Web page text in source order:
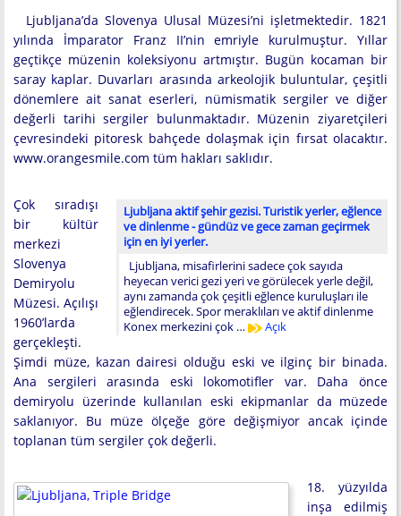
Ljubljana’da Slovenya Ulusal Müzesi’ni işletmektedir. 1821
yılında İmparator Franz II’nin emriyle kurulmuştur. Yıllar
geçtikçe müzenin koleksiyonu artmıştır. Bugün kocaman bir
saray kaplar. Duvarları arasında arkeolojik buluntular, çeşitli
dönemlere ait sanat eserleri, nümismatik sergiler ve diğer
değerli tarihi sergiler bulunmaktadır. Müzenin ziyaretçileri
çevresindeki pitoresk bahçede dolaşmak için fırsat olacaktır.
www.orangesmile.com tüm hakları saklıdır.
Ljubljana aktif şehir gezisi. Turistik yerler, eğlence
ve dinlenme - gündüz ve gece zaman geçirmek
için en iyi yerler.
Ljubljana, misafirlerini sadece çok sayıda
heyecan verici gezi yeri ve görülecek yerle değil,
aynı zamanda çok çeşitli eğlence kuruluşları ile
eğlendirecek. Spor meraklıları ve aktif dinlenme
Konex merkezini çok …
Açık
Çok sıradışı
bir kültür
merkezi
Slovenya
Demiryolu
Müzesi. Açılışı
1960’larda
gerçekleşti.
Şimdi müze, kazan dairesi olduğu eski ve ilginç bir binada.
Ana sergileri arasında eski lokomotifler var. Daha önce
demiryolu üzerinde kullanılan eski ekipmanlar da müzede
saklanıyor. Bu müze ölçeğe göre değişmiyor ancak içinde
toplanan tüm sergiler çok değerli.
18. yüzyılda
inşa edilmiş